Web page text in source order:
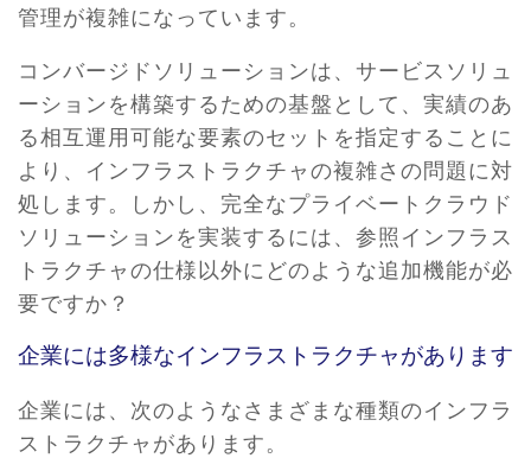
管理が複雑になっています。
コンバージドソリューションは、サービスソリュ
ーションを構築するための基盤として、実績のあ
る相互運用可能な要素のセットを指定することに
より、インフラストラクチャの複雑さの問題に対
処します。しかし、完全なプライベートクラウド
ソリューションを実装するには、参照インフラス
トラクチャの仕様以外にどのような追加機能が必
要ですか？
企業には多様なインフラストラクチャがあります
企業には、次のようなさまざまな種類のインフラ
ストラクチャがあります。